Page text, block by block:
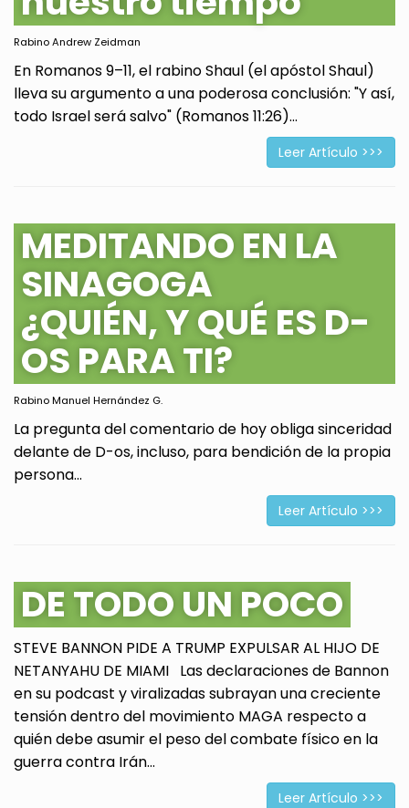
Rabino Andrew Zeidman
En Romanos 9–11, el rabino Shaul (el apóstol Shaul)
lleva su argumento a una poderosa conclusión: "Y así,
todo Israel será salvo" (Romanos 11:26)...
Leer Artículo >>>
MEDITANDO EN LA
SINAGOGA
¿QUIÉN, Y QUÉ ES D-
OS PARA TI?
Rabino Manuel Hernández G.
La pregunta del comentario de hoy obliga sinceridad
delante de D-os, incluso, para bendición de la propia
persona...
Leer Artículo >>>
DE TODO UN POCO
STEVE BANNON PIDE A TRUMP EXPULSAR AL HIJO DE
NETANYAHU DE MIAMI Las declaraciones de Bannon
en su podcast y viralizadas subrayan una creciente
tensión dentro del movimiento MAGA respecto a
quién debe asumir el peso del combate físico en la
guerra contra Irán...
Leer Artículo >>>